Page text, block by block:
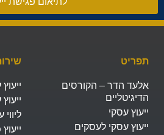
תפריט
אלעד הדר – הקורסים
הדיגיטליים
ייעוץ עסקי
ייעוץ עסקי לעסקים